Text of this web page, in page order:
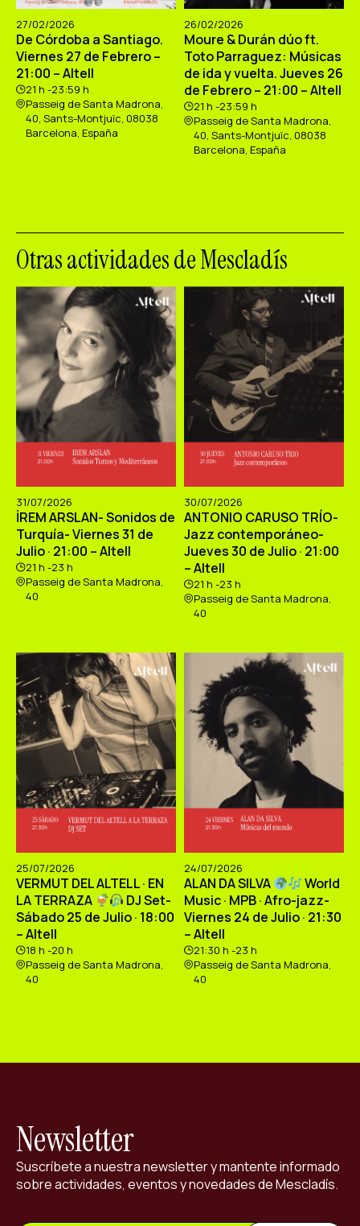
27/02/2026
De Córdoba a Santiago.
Viernes 27 de Febrero –
21:00 – Altell
21 h -23:59 h
Passeig de Santa Madrona,
40, Sants-Montjuïc, 08038
Barcelona, España
26/02/2026
Moure & Durán dúo ft.
Toto Parraguez: Músicas
de ida y vuelta. Jueves 26
de Febrero – 21:00 – Altell
21 h -23:59 h
Passeig de Santa Madrona,
40, Sants-Montjuïc, 08038
Barcelona, España
Otras actividades de Mescladís
31/07/2026
İREM ARSLAN- Sonidos de
Turquía- Viernes 31 de
Julio · 21:00 – Altell
21 h -23 h
Passeig de Santa Madrona,
40
30/07/2026
ANTONIO CARUSO TRÍO-
Jazz contemporáneo-
Jueves 30 de Julio · 21:00
– Altell
21 h -23 h
Passeig de Santa Madrona,
40
25/07/2026
VERMUT DEL ALTELL · EN
LA TERRAZA
DJ Set-
Sábado 25 de Julio · 18:00
– Altell
18 h -20 h
Passeig de Santa Madrona,
40
24/07/2026
ALAN DA SILVA
World
Music · MPB · Afro-jazz-
Viernes 24 de Julio · 21:30
– Altell
21:30 h -23 h
Passeig de Santa Madrona,
40
Newsletter
Suscríbete a nuestra newsletter y mantente informado
sobre actividades, eventos y novedades de Mescladís.